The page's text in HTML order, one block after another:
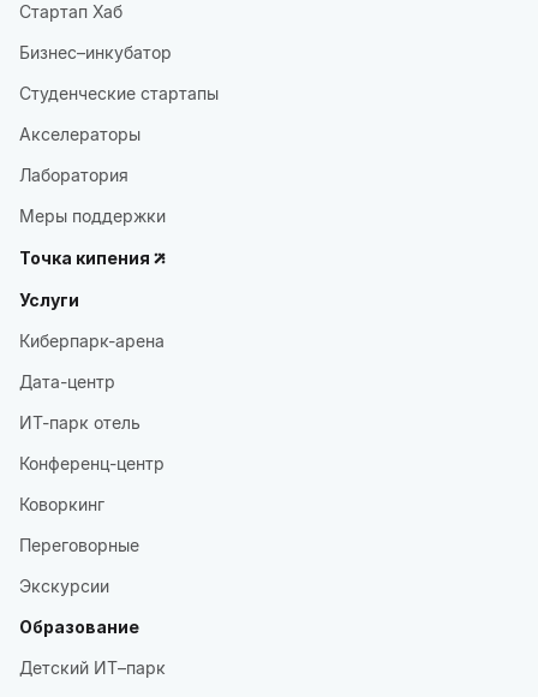
Стартап Хаб
Бизнес–инкубатор
Студенческие стартапы
Акселераторы
Лаборатория
Меры поддержки
Точка кипения
Услуги
Киберпарк-арена
Дата-центр
ИТ-парк отель
Конференц-центр
Коворкинг
Переговорные
Экскурсии
Образование
Детский ИТ–парк